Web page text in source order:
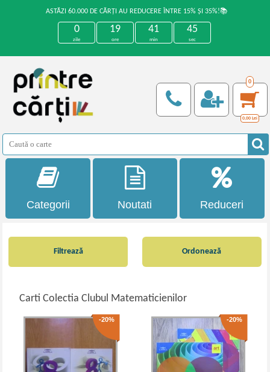
ASTĂZI 60.000 DE CĂRȚI AU REDUCERE ÎNTRE 15% ȘI 35%!📚
0
zile
19
ore
41
min
44
sec
0
0,00 Lei
Categorii Noutati Reduceri
Filtrează
Carti Colectia Clubul Matematicienilor
Ordonează
-20% -20%